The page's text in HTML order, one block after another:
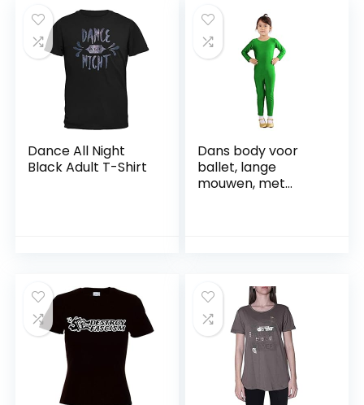
Dance All Night
Black Adult T-Shirt
Dans body voor
ballet, lange
mouwen, met